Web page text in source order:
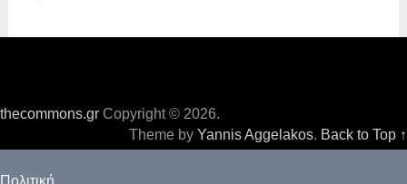
thecommons.gr Copyright © 2026.
Theme by Yannis Aggelakos. Back to Top ↑
Πολιτική